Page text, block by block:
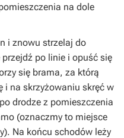
na dole
i znowu strzelaj do
po linie i opuść się
się brama, za którą
i na skrzyżowaniu skręć w
drodze z pomieszczenia
(oznaczmy to miejsce
Na końcu schodów leży